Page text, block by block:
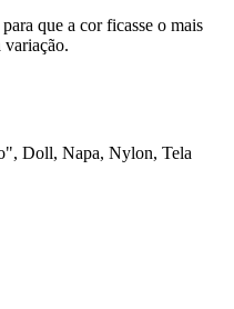
que a cor ficasse o mais
variação.
Doll, Napa, Nylon, Tela